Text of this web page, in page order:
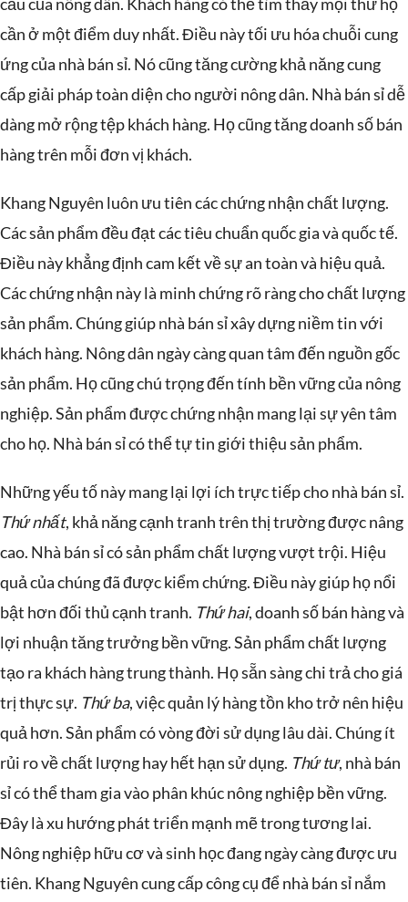
cần ở một điểm duy nhất. Điều này tối ưu hóa chuỗi cung
ứng của nhà bán sỉ. Nó cũng tăng cường khả năng cung
cấp giải pháp toàn diện cho người nông dân. Nhà bán sỉ dễ
dàng mở rộng tệp khách hàng. Họ cũng tăng doanh số bán
hàng trên mỗi đơn vị khách.
Khang Nguyên luôn ưu tiên các chứng nhận chất lượng.
Các sản phẩm đều đạt các tiêu chuẩn quốc gia và quốc tế.
Điều này khẳng định cam kết về sự an toàn và hiệu quả.
Các chứng nhận này là minh chứng rõ ràng cho chất lượng
sản phẩm. Chúng giúp nhà bán sỉ xây dựng niềm tin với
khách hàng. Nông dân ngày càng quan tâm đến nguồn gốc
sản phẩm. Họ cũng chú trọng đến tính bền vững của nông
nghiệp. Sản phẩm được chứng nhận mang lại sự yên tâm
cho họ. Nhà bán sỉ có thể tự tin giới thiệu sản phẩm.
Những yếu tố này mang lại lợi ích trực tiếp cho nhà bán sỉ.
Thứ nhất, khả năng cạnh tranh trên thị trường được nâng
cao. Nhà bán sỉ có sản phẩm chất lượng vượt trội. Hiệu
quả của chúng đã được kiểm chứng. Điều này giúp họ nổi
bật hơn đối thủ cạnh tranh. Thứ hai, doanh số bán hàng và
lợi nhuận tăng trưởng bền vững. Sản phẩm chất lượng
tạo ra khách hàng trung thành. Họ sẵn sàng chi trả cho giá
trị thực sự. Thứ ba, việc quản lý hàng tồn kho trở nên hiệu
quả hơn. Sản phẩm có vòng đời sử dụng lâu dài. Chúng ít
rủi ro về chất lượng hay hết hạn sử dụng. Thứ tư, nhà bán
sỉ có thể tham gia vào phân khúc nông nghiệp bền vững.
Đây là xu hướng phát triển mạnh mẽ trong tương lai.
Nông nghiệp hữu cơ và sinh học đang ngày càng được ưu
tiên. Khang Nguyên cung cấp công cụ để nhà bán sỉ nắm